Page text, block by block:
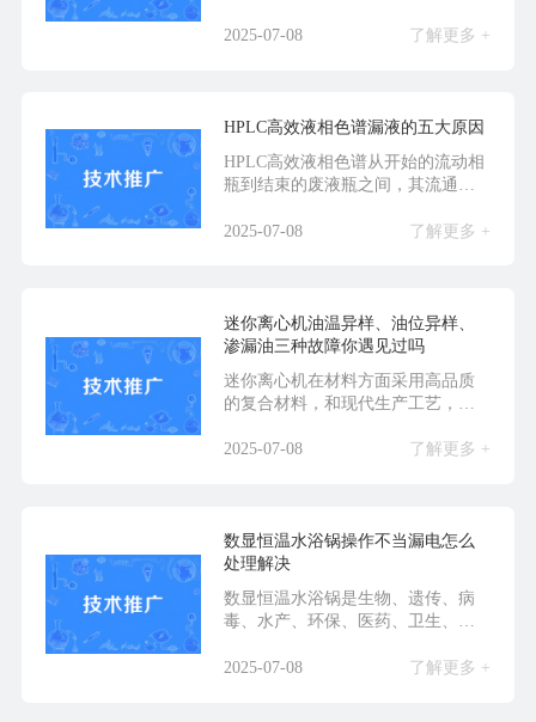
2025-07-08
了解更多 +
HPLC高效液相色谱漏液的五大原因
HPLC高效液相色谱从开始的流动相
瓶到结束的废液瓶之间，其流通管
2025-07-08
了解更多 +
迷你离心机油温异样、油位异样、
渗漏油三种故障你遇见过吗
迷你离心机在材料方面采用高品质
的复合材料，和现代生产工艺，在
2025-07-08
了解更多 +
数显恒温水浴锅操作不当漏电怎么
处理解决
数显恒温水浴锅是生物、遗传、病
毒、水产、环保、医药、卫生、化
2025-07-08
了解更多 +